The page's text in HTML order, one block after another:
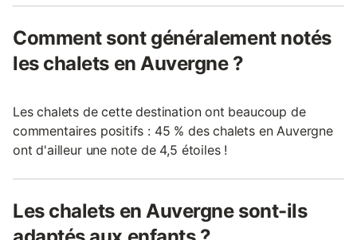
Comment sont généralement notés
les chalets en Auvergne ?
Les chalets de cette destination ont beaucoup de
commentaires positifs : 45 % des chalets en Auvergne
ont d'ailleur une note de 4,5 étoiles !
Les chalets en Auvergne sont-ils